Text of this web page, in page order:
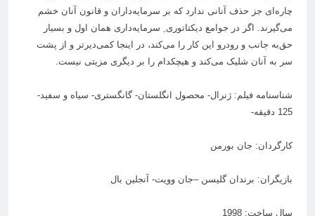
چاره‌ای جز حذف آنانی ندارد که بر سرمایه‌داران و قانون آنان خشم
می‌گیرند. اگر در جوامع دیکتاتوری ِ سرمایه‌داری همان اول و بسیار
حق‌به جانب و رودرو این کار را می‌کند، در اینجا کمی‌دیرتر و از پشت
سر به آنان شلیک می‌کند و هیچکدام را بر دیگری مزیتی نیست.
شناسنامه فیلم: ژنرال- محصول انگلستان- گانگستری- سیاه و سفید-
125 دقیقه-
کارگردان: جان بورمن
بازیگران: برندان گلیسن –جان وویت- آنجلین بال
سال ساخت: 1998